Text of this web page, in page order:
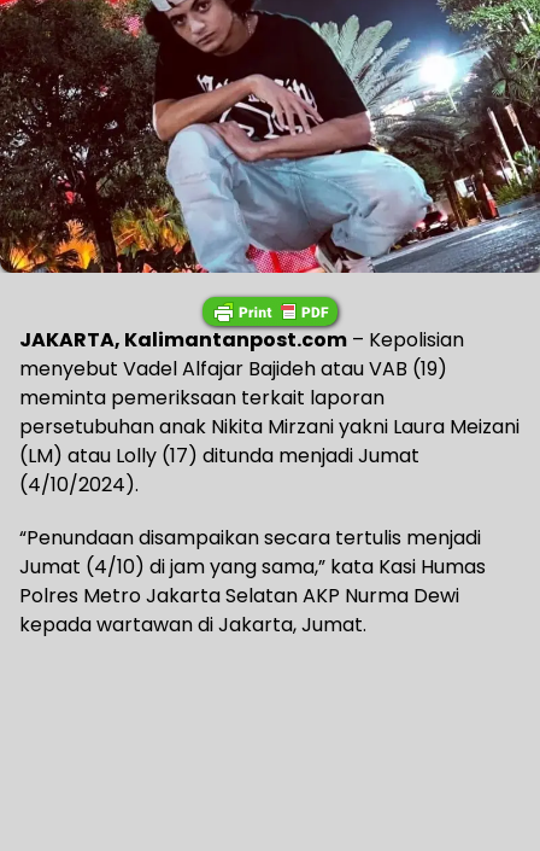
JAKARTA, Kalimantanpost.com – Kepolisian
menyebut Vadel Alfajar Bajideh atau VAB (19)
meminta pemeriksaan terkait laporan
persetubuhan anak Nikita Mirzani yakni Laura Meizani
(LM) atau Lolly (17) ditunda menjadi Jumat
(4/10/2024).
“Penundaan disampaikan secara tertulis menjadi
Jumat (4/10) di jam yang sama,” kata Kasi Humas
Polres Metro Jakarta Selatan AKP Nurma Dewi
kepada wartawan di Jakarta, Jumat.